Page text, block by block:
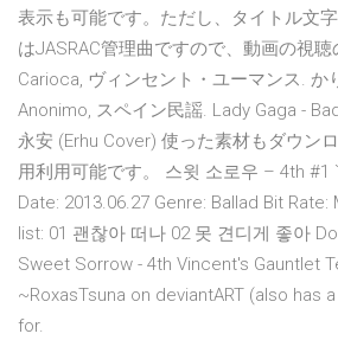
表示も可能です。ただし、タイトル文
はJASRAC管理曲ですので、動画の視聴
Carioca, ヴィンセント・ユーマンス. か
Anonimo, スペイン民謡. Lady Gaga -
永安 (Erhu Cover) 使った素材もダウン
用利用可能です。 스윗 소로우 – 4th #1
Date: 2013.06.27 Genre: Ballad Bit Rate:
list: 01 괜찮아 떠나 02 못 견디게 좋아
Sweet Sorrow - 4th Vincent's Gauntlet
~RoxasTsuna on deviantART (also has
for.